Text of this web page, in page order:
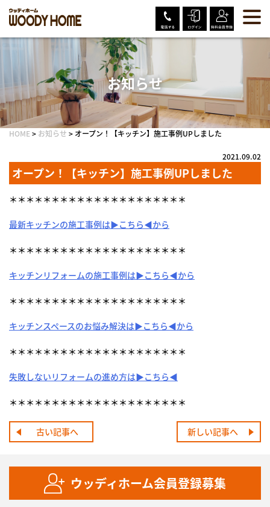
Skip
content
お知らせ
HOME> お知らせ > オープン！【キッチン】施工事例UPしました
2021.09.02
オープン！【キッチン】施工事例UPしました
＊＊＊＊＊＊＊＊＊＊＊＊＊＊＊＊＊＊＊＊＊
最新キッチンの施工事例は▶こちら◀から
＊＊＊＊＊＊＊＊＊＊＊＊＊＊＊＊＊＊＊＊＊
キッチンリフォームの施工事例は▶こちら◀から
＊＊＊＊＊＊＊＊＊＊＊＊＊＊＊＊＊＊＊＊＊
キッチンスペースのお悩み解決は▶こちら◀から
＊＊＊＊＊＊＊＊＊＊＊＊＊＊＊＊＊＊＊＊＊
失敗しないリフォームの進め方は▶こちら◀
＊＊＊＊＊＊＊＊＊＊＊＊＊＊＊＊＊＊＊＊＊
古い記事へ 新しい記事へ
ウッディホーム会員登録募集